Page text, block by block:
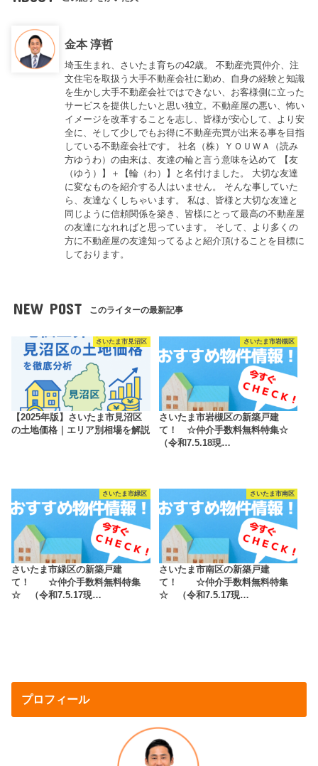
金本 淳哲
埼玉生まれ、さいたま育ちの42歳。 不動産売買仲介、注
文住宅を取扱う大手不動産会社に勤め、自身の経験と知識
を生かし大手不動産会社ではできない、お客様側に立った
サービスを提供したいと思い独立。不動産屋の悪い、怖い
イメージを改革することを志し、皆様が安心して、より安
全に、そして少しでもお得に不動産売買が出来る事を目指
している不動産会社です。 社名（株）ＹＯＵＷＡ（読み
方ゆうわ）の由来は、友達の輪と言う意味を込めて 【友
（ゆう）】＋【輪（わ）】と名付けました。 大切な友達
に変なものを紹介する人はいません。 そんな事していた
ら、友達なくしちゃいます。 私は、皆様と大切な友達と
同じように信頼関係を築き、皆様にとって最高の不動産屋
の友達になれればと思っています。 そして、より多くの
方に不動産屋の友達知ってるよと紹介頂けることを目標に
しております。
NEW POST このライターの最新記事
さいたま市見沼区
【2025年版】さいたま市見沼区
の土地価格｜エリア別相場を解説
さいたま市岩槻区
さいたま市岩槻区の新築戸建
て！ ☆仲介手数料無料特集☆
（令和7.5.18現…
さいたま市緑区
さいたま市緑区の新築戸建
て！ ☆仲介手数料無料特集
☆ （令和7.5.17現…
さいたま市南区
さいたま市南区の新築戸建
て！ ☆仲介手数料無料特集
☆ （令和7.5.17現…
プロフィール